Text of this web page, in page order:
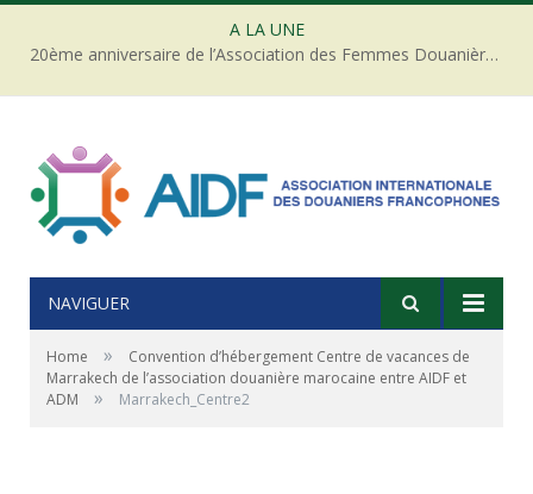
A LA UNE
20ème anniversaire de l’Association des Femmes Douanières de Côte d’ivoire
NAVIGUER
Home »
Convention d’hébergement Centre de vacances de
Marrakech de l’association douanière marocaine entre AIDF et
ADM
» Marrakech_Centre2